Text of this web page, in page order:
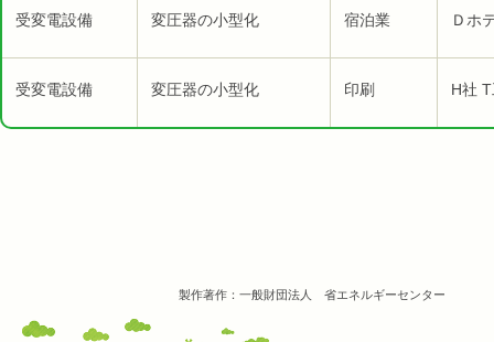
受変電設備 変圧器の小型化 宿泊業 Ｄホ
受変電設備 変圧器の小型化 印刷 H社
製作著作：一般財団法人 省エネルギーセンター